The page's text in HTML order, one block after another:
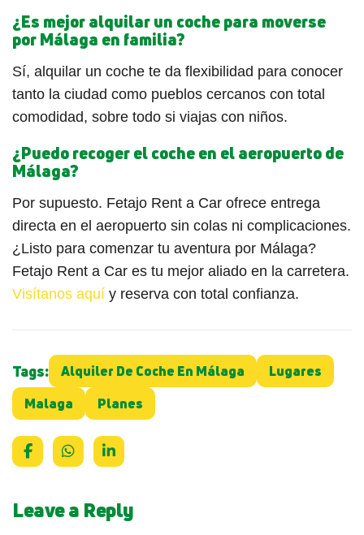
¿Es mejor alquilar un coche para moverse
por Málaga en familia?
Sí, alquilar un coche te da flexibilidad para conocer
tanto la ciudad como pueblos cercanos con total
comodidad, sobre todo si viajas con niños.
¿Puedo recoger el coche en el aeropuerto de
Málaga?
Por supuesto. Fetajo Rent a Car ofrece entrega
directa en el aeropuerto sin colas ni complicaciones.
¿Listo para comenzar tu aventura por Málaga?
Fetajo Rent a Car es tu mejor aliado en la carretera.
Visítanos aquí y reserva con total confianza.
Tags: Alquiler De Coche En Málaga
Lugares
Malaga
Planes
Leave a Reply